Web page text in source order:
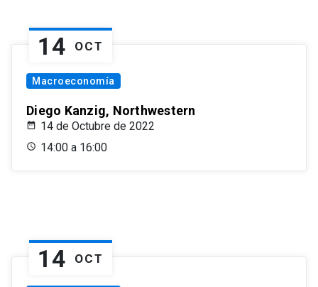
14 OCT
Macroeconomía
Diego Kanzig, Northwestern
14 de Octubre de 2022
14:00 a 16:00
14 OCT